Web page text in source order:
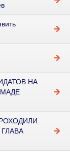
НА